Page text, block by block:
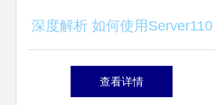
深度解析 如何使用Server110
PHP服务器软件搭建应用服务
查看详情